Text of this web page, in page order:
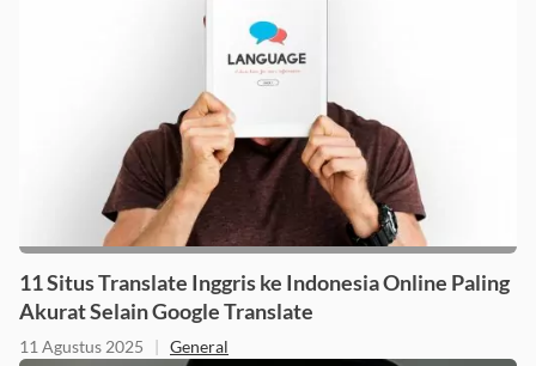
11 Situs Translate Inggris ke Indonesia Online Paling
Akurat Selain Google Translate
11 Agustus 2025 | General